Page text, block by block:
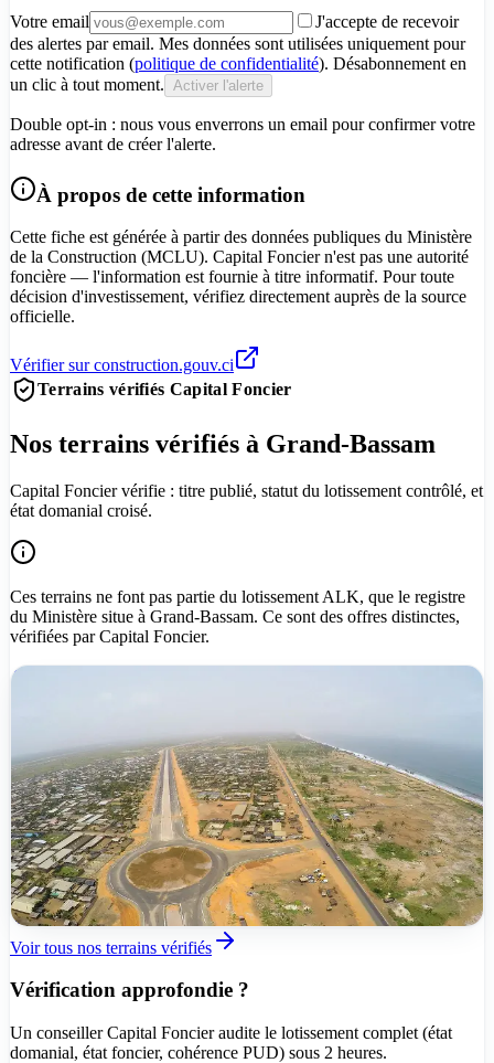
Votre email
J'accepte de recevoir
des alertes par email. Mes données sont utilisées uniquement pour
cette notification (politique de confidentialité). Désabonnement en
un clic à tout moment. Activer l'alerte
Double opt-in : nous vous enverrons un email pour confirmer votre
adresse avant de créer l'alerte.
À propos de cette information
Cette fiche est générée à partir des données publiques du Ministère
de la Construction (MCLU). Capital Foncier n'est pas une autorité
foncière — l'information est fournie à titre informatif. Pour toute
décision d'investissement, vérifiez directement auprès de la source
officielle.
Vérifier sur construction.gouv.ci
Terrains vérifiés Capital Foncier
Nos terrains vérifiés à Grand-Bassam
Capital Foncier vérifie : titre publié, statut du lotissement contrôlé, et
état domanial croisé.
Ces terrains ne font pas partie du lotissement ALK, que le registre
du Ministère situe à Grand-Bassam. Ce sont des offres distinctes,
vérifiées par Capital Foncier.
Grand-Bassam
Lotissement Sirima I, nord de Modeste, Grand-
Bassam
423 m²
TER-2026-YQYEA
Voir tous nos terrains vérifiés
Vérification approfondie ?
Un conseiller Capital Foncier audite le lotissement complet (état
domanial, état foncier, cohérence PUD) sous 2 heures.